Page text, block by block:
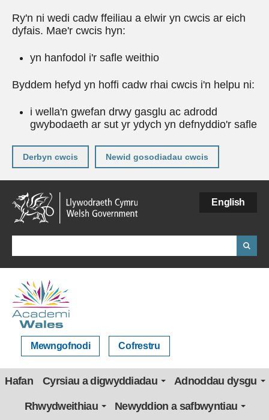
Ry'n ni wedi cadw ffeiliau a elwir yn cwcis ar eich
dyfais. Mae'r cwcis hyn:
yn hanfodol i'r safle weithio
Byddem hefyd yn hoffi cadw rhai cwcis i'n helpu ni:
i wella'n gwefan drwy gasglu ac adrodd
gwybodaeth ar sut yr ydych yn defnyddio'r safle
Derbyn cwcis Newid gosodiadau cwcis
Neidio
i'r
prif
gynnwy
English
Mewngofnodi Cofrestru
Hafan Cyrsiau a digwyddiadau Adnoddau dysgu
Rhwydweithiau Newyddion a safbwyntiau